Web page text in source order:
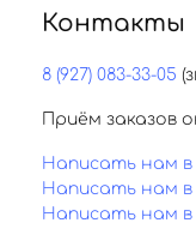
Контакты
8 (927) 083-33-05
Приём заказов
Написать нам в
Написать нам в
Написать нам в